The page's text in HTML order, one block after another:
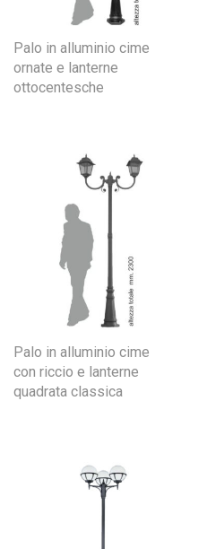
Palo in alluminio cime
ornate e lanterne
ottocentesche
Palo in alluminio cime
con riccio e lanterne
quadrata classica